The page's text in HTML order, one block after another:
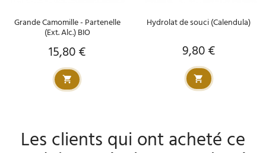
Grande Camomille - Partenelle
(Ext. Alc.) BIO
Prix
15,80 €
Hydrolat de souci (Calendula)
Prix
9,80 €
Les clients qui ont acheté ce